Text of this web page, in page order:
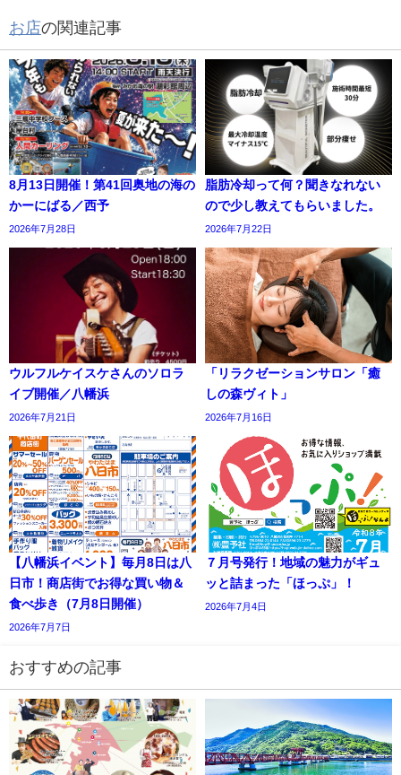
お店の関連記事
8月13日開催！第41回奥地の海の
かーにばる／西予
2026年7月28日
脂肪冷却って何？聞きなれない
ので少し教えてもらいました。
2026年7月22日
ウルフルケイスケさんのソロラ
イブ開催／八幡浜
2026年7月21日
「リラクゼーションサロン「癒
しの森ヴィト」
2026年7月16日
【八幡浜イベント】毎月8日は八
日市！商店街でお得な買い物＆
食べ歩き（7月8日開催）
2026年7月7日
７月号発行！地域の魅力がギュ
ッと詰まった「ほっぷ」！
2026年7月4日
おすすめの記事